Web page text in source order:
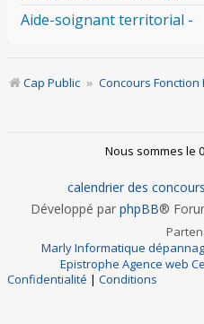
Aide-soignant territorial -
Cap Public
Concours Fonction
Nous sommes le
calendrier des concours
Développé par phpBB®
Marly Informatique
Epistrophe Agence web
Confidentialité | Conditions